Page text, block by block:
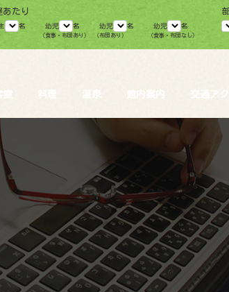
たり
名 幼児
（食事・布団あり）
名 幼児
（布団あり）
名 幼児
（食事・布団なし）
名
室 料理 温泉 館内案内 交通ア